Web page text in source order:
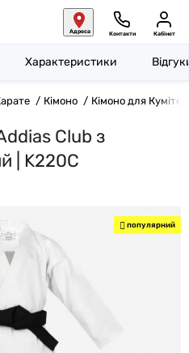
Адреса Контакти Кабінет
Кімоно Кімоно для Куміте
Club з
| K220C
Характеристики
популярний